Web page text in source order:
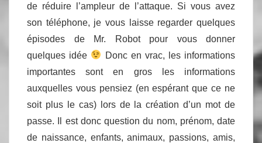
de réduire l’ampleur de l’attaque. Si vous avez
son téléphone, je vous laisse regarder quelques
épisodes de Mr. Robot pour vous donner
quelques idée
Donc en vrac, les informations
importantes sont en gros les informations
auxquelles vous pensiez (en espérant que ce ne
soit plus le cas) lors de la création d’un mot de
passe. Il est donc question du nom, prénom, date
de naissance, enfants, animaux, passions, amis,